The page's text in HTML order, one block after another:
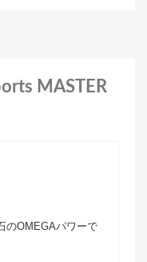
MASTER
のOMEGAパワーで